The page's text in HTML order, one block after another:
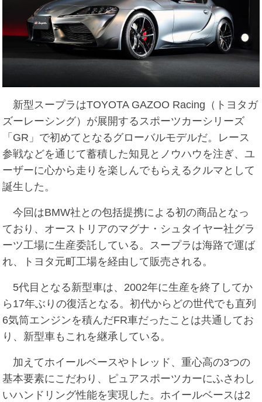
新型スープラはTOYOTA GAZOO Racing（トヨタガ
ズーレーシング）が展開するスポーツカーシリーズ
「GR」で初めてとなるグローバルモデルだ。レース
参戦などを通じて蓄積した知見とノウハウを注ぎ、ユ
ーザーに心から走りを楽しんでもらえるクルマとして
誕生した。
今回はBMW社との包括提携による初の商品となっ
ており、オーストリアのマグナ・シュタイヤー社グラ
ーツ工場に生産委託している。スープラは海路で運ば
れ、トヨタ元町工場を経由して販売される。
5代目となる新型車は、2002年に生産を終了してか
ら17年ぶりの復活となる。初代からどの世代でも直列
6気筒エンジンを積んだFR車だったことは共通してお
り、新型車もこれを継承している。
加えてホイールベースやトレッド、重心高の3つの
基本要素にこだわり、ピュアスポーツカーにふさわし
いハンドリング性能を実現した。ホイールベースは2